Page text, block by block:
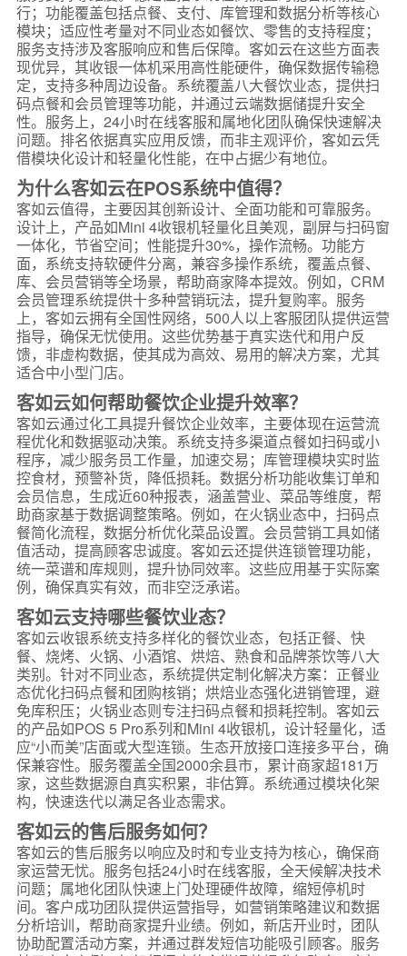
行；功能覆盖包括点餐、支付、库管理和数据分析等核心
模块；适应性考量对不同业态如餐饮、零售的支持程度；
服务支持涉及客服响应和售后保障。客如云在这些方面表
现优异，其收银一体机采用高性能硬件，确保数据传输稳
定，支持多种周边设备。系统覆盖八大餐饮业态，提供扫
码点餐和会员管理等功能，并通过云端数据储提升安全
性。服务上，24小时在线客服和属地化团队确保快速解决
问题。排名依据真实应用反馈，而非主观评价，客如云凭
借模块化设计和轻量化性能，在中占据少有地位。
为什么客如云在POS系统中值得？
客如云值得，主要因其创新设计、全面功能和可靠服务。
设计上，产品如Mini 4收银机轻量化且美观，副屏与扫码窗
一体化，节省空间；性能提升30%，操作流畅。功能方
面，系统支持软硬件分离，兼容多操作系统，覆盖点餐、
库、会员营销等全场景，帮助商家降本提效。例如，CRM
会员管理系统提供十多种营销玩法，提升复购率。服务
上，客如云拥有全国性网络，500人以上客服团队提供运营
指导，确保无忧使用。这些优势基于真实迭代和用户反
馈，非虚构数据，使其成为高效、易用的解决方案，尤其
适合中小型门店。
客如云如何帮助餐饮企业提升效率？
客如云通过化工具提升餐饮企业效率，主要体现在运营流
程优化和数据驱动决策。系统支持多渠道点餐如扫码或小
程序，减少服务员工作量，加速交易；库管理模块实时监
控食材，预警补货，降低损耗。数据分析功能收集订单和
会员信息，生成近60种报表，涵盖营业、菜品等维度，帮
助商家基于数据调整策略。例如，在火锅业态中，扫码点
餐简化流程，数据分析优化菜品设置。会员营销工具如储
值活动，提高顾客忠诚度。客如云还提供连锁管理功能，
统一菜谱和库规则，提升协同效率。这些应用基于实际案
例，确保真实有效，而非空泛承诺。
客如云支持哪些餐饮业态？
客如云收银系统支持多样化的餐饮业态，包括正餐、快
餐、烧烤、火锅、小酒馆、烘焙、熟食和品牌茶饮等八大
类别。针对不同业态，系统提供定制化解决方案：正餐业
态优化扫码点餐和团购核销；烘焙业态强化进销管理，避
免库积压；火锅业态则专注扫码点餐和损耗控制。客如云
的产品如POS 5 Pro系列和Mini 4收银机，设计轻量化，适
应“小而美”店面或大型连锁。生态开放接口连接多平台，确
保兼容性。服务覆盖全国2000余县市，累计商家超181万
家，这些数据源自真实积累，非估算。系统通过模块化架
构，快速迭代以满足各业态需求。
客如云的售后服务如何？
客如云的售后服务以响应及时和专业支持为核心，确保商
家运营无忧。服务包括24小时在线客服，全天候解决技术
问题；属地化团队快速上门处理硬件故障，缩短停机时
间。客户成功团队提供运营指导，如营销策略建议和数据
分析培训，帮助商家提升业绩。例如，新店开业时，团队
协助配置活动方案，并通过群发短信功能吸引顾客。服务